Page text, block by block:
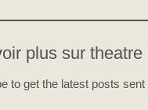
plus sur theatre
to get the latest posts